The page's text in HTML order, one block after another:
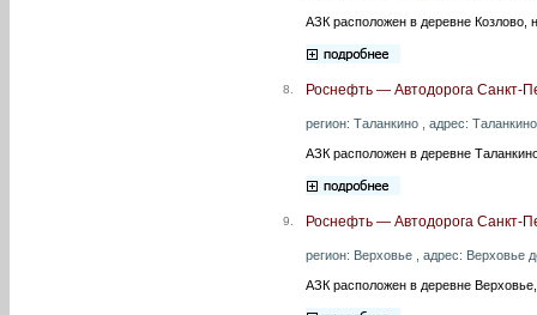
АЗК расположен в деревне Козлово,
8. Роснефть — Автодорога Санкт-
регион: Таланкино , адрес:
АЗК расположен в деревне
9. Роснефть — Автодорога Санкт-
регион: Верховье , адрес: Верховье
АЗК расположен в деревне